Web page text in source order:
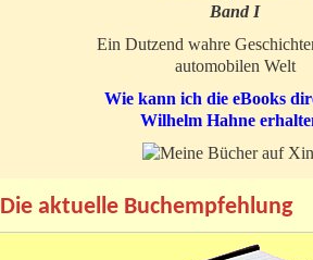
Band I
Ein Dutzend wahre
automobilen Welt
Wie kann ich die eBooks
Wilhelm Hahne
Die aktuelle Buchempfehlung